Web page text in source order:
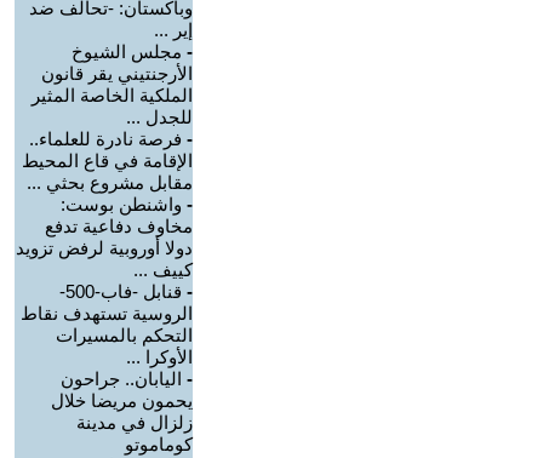
وباكستان: -تحالف ضد
إير ...
- مجلس الشيوخ
الأرجنتيني يقر قانون
الملكية الخاصة المثير
للجدل ...
- فرصة نادرة للعلماء..
الإقامة في قاع المحيط
مقابل مشروع بحثي ...
- واشنطن بوست:
مخاوف دفاعية تدفع
دولا أوروبية لرفض تزويد
كييف ...
-
قنابل -فاب-500-
الروسية تستهدف نقاط
التحكم بالمسيرات
الأوكرا ...
- اليابان.. جراحون
يحمون مريضا خلال
زلزال في مدينة
كوماموتو